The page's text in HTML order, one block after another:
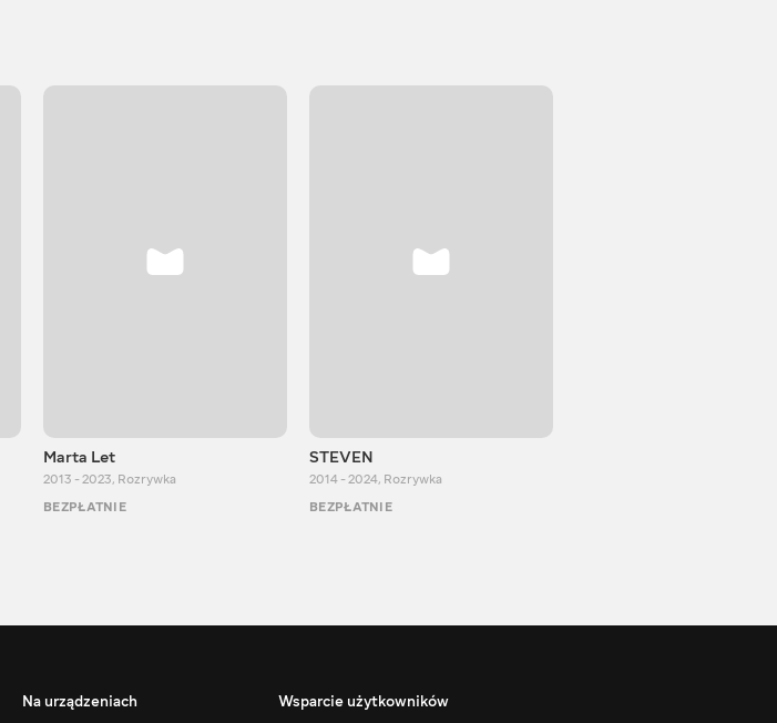
Marta Let
2013 - 2023, Rozrywka
BEZPŁATNIE
STEVEN
2014 - 2024, Rozrywka
BEZPŁATNIE
Na urządzeniach Wsparcie użytkowników